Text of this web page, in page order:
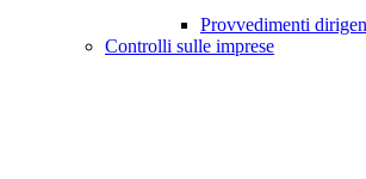
Provvedimenti
Controlli sulle imprese